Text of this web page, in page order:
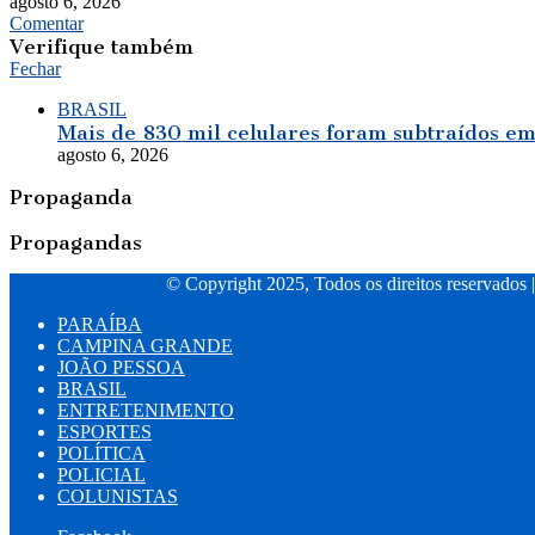
Comentar
Verifique também
Fechar
BRASIL
Mais de 830 mil celulares foram subtraídos
agosto 6, 2026
Propaganda
Propagandas
© Copyright 2025, Todos os direitos reservados
PARAÍBA
CAMPINA GRANDE
JOÃO PESSOA
BRASIL
ENTRETENIMENTO
ESPORTES
POLÍTICA
POLICIAL
COLUNISTAS